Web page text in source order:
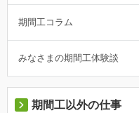
期間工コラム
みなさまの期間工体験談
期間工以外の仕事